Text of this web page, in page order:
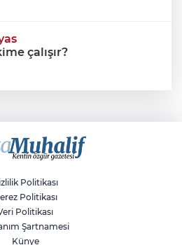
çalışır?
gölgesinde engellilik,
gelecek
Politikası
Politikası
Politikası
Şartnamesi
Künye